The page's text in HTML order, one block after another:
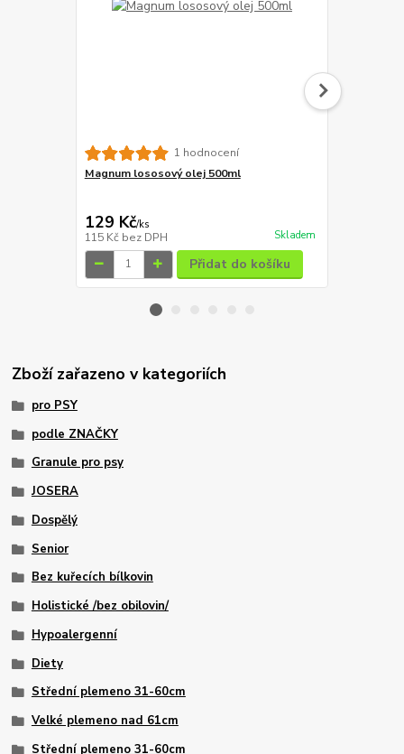
1 hodnocení
Magnum lososový olej 500ml
129 Kč/ks
115 Kč bez DPH Skladem
Přidat do košíku
Zboží zařazeno v kategoriích
pro PSY
podle ZNAČKY
Granule pro psy
JOSERA
Dospělý
Senior
Bez kuřecích bílkovin
Holistické /bez obilovin/
Hypoalergenní
Diety
Střední plemeno 31-60cm
Velké plemeno nad 61cm
Střední plemeno 31-60cm